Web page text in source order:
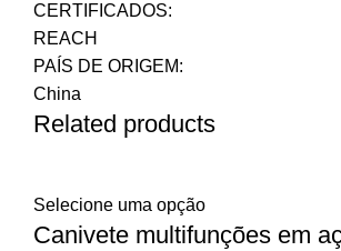
CERTIFICADOS:
REACH
PAÍS DE ORIGEM:
China
Related products
Selecione uma opção
Canivete multifunções em